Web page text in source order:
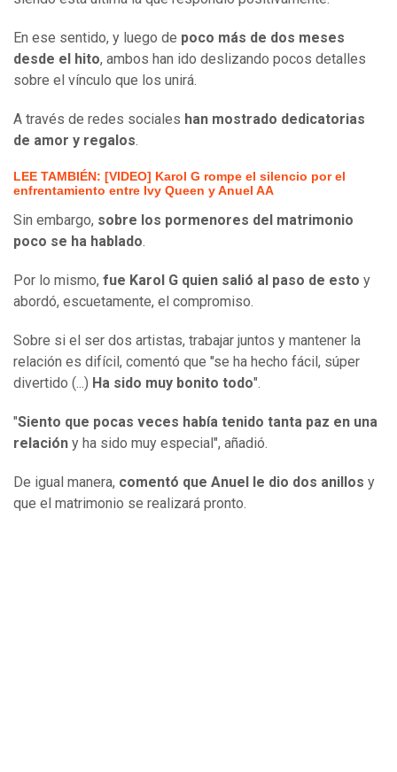
En ese sentido, y luego de poco más de dos meses
desde el hito, ambos han ido deslizando pocos detalles
sobre el vínculo que los unirá.
A través de redes sociales han mostrado dedicatorias
de amor y regalos.
LEE TAMBIÉN: [VIDEO] Karol G rompe el silencio por el
enfrentamiento entre Ivy Queen y Anuel AA
Sin embargo, sobre los pormenores del matrimonio
poco se ha hablado.
Por lo mismo, fue Karol G quien salió al paso de esto y
abordó, escuetamente, el compromiso.
Sobre si el ser dos artistas, trabajar juntos y mantener la
relación es difícil, comentó que "se ha hecho fácil, súper
divertido (...) Ha sido muy bonito todo".
"Siento que pocas veces había tenido tanta paz en una
relación y ha sido muy especial", añadió.
De igual manera, comentó que Anuel le dio dos anillos y
que el matrimonio se realizará pronto.